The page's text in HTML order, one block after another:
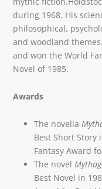
during 1968. His
philosophical,
and woodland
and won the World
Novel of 1985.
Awards
The novella
Best Short Story
Fantasy Award
The novel
Best Novel in